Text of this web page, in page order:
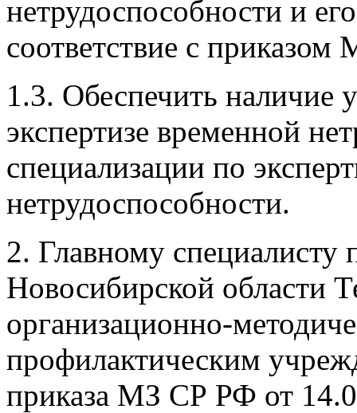
нетрудоспособности и
соответствие с
1.3. Обеспечить наличие
экспертизе временной
специализации по
нетрудоспособности.
2. Главному специалисту
Новосибирской области
организационно-
профилактическим
приказа МЗ СР РФ от